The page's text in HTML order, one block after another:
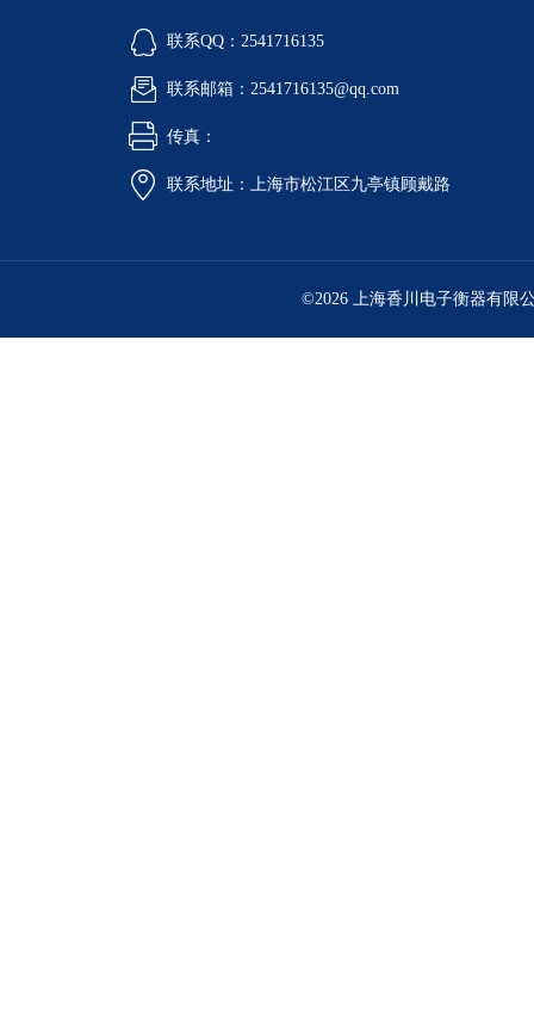
联系QQ：2541716135
联系邮箱：2541716135@qq.com
传真：
联系地址：上海市松江区九亭镇顾戴路
©2026 上海香川电子衡器有限